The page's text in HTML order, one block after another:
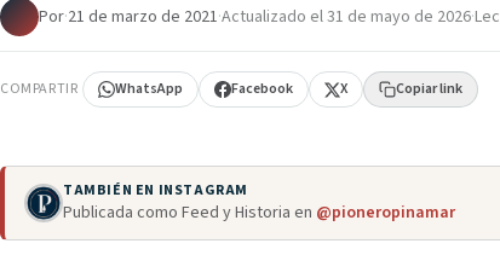
Por·21 de marzo de 2021·Actualizado el31 de mayo de 2026·
COMPARTIR WhatsApp Facebook X Copiar link
TAMBIÉN EN INSTAGRAM
Publicada como Feed y Historia en @pioneropinamar